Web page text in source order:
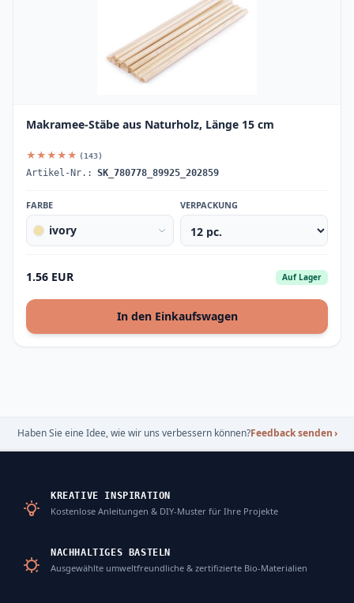
Makramee-Stäbe aus Naturholz, Länge 15 cm
★★★★★ (143)
Artikel-Nr.: SK_780778_89925_202859
FARBE
ivory
VERPACKUNG
1.56 EUR Auf Lager
In den Einkaufswagen
Haben Sie eine Idee, wie wir uns verbessern können?Feedback senden›
KREATIVE INSPIRATION
Kostenlose Anleitungen & DIY-Muster für Ihre Projekte
NACHHALTIGES BASTELN
Ausgewählte umweltfreundliche & zertifizierte Bio-Materialien